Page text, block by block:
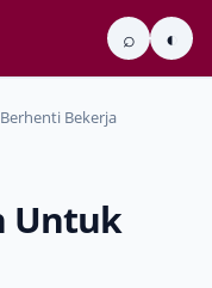
⌕ ◐
Bekerja
Untuk